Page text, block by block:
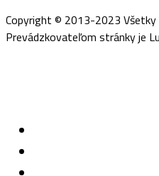
Copyright © 2013-2023 Všetky
Prevádzkovateľom stránky je